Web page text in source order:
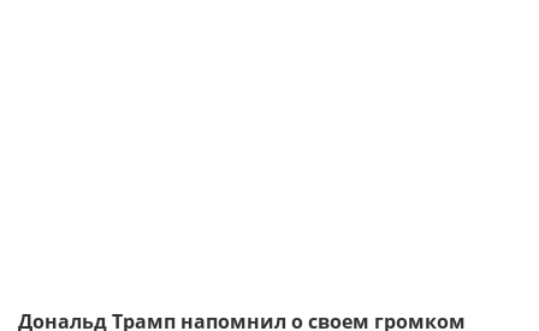
Дональд Трамп напомнил о своем громком